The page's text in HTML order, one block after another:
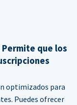
que los
optimizados para
Puedes ofrecer